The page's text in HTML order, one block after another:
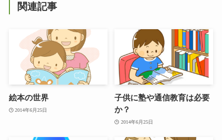
関連記事
絵本の世界
2014年6月25日
子供に塾や通信教育は必要
か？
2014年6月25日